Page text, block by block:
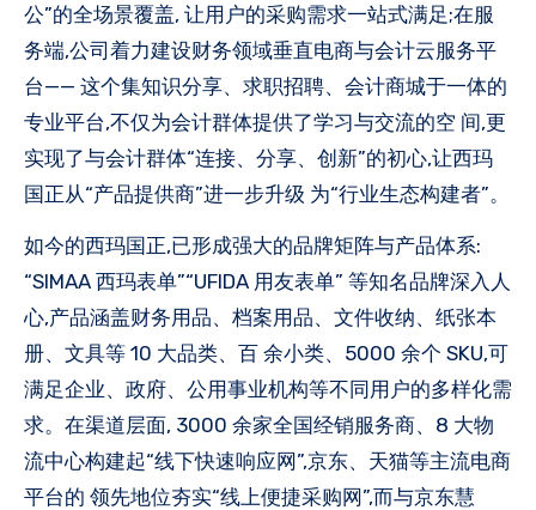
公”的全场景覆盖, 让用户的采购需求一站式满足;在服
务端,公司着力建设财务领域垂直电商与会计云服务平
台—— 这个集知识分享、求职招聘、会计商城于一体的
专业平台,不仅为会计群体提供了学习与交流的空 间,更
实现了与会计群体“连接、分享、创新”的初心,让西玛
国正从“产品提供商”进一步升级 为“行业生态构建者”。
如今的西玛国正,已形成强大的品牌矩阵与产品体系:
“SIMAA 西玛表单”“UFIDA 用友表单” 等知名品牌深入人
心,产品涵盖财务用品、档案用品、文件收纳、纸张本
册、文具等 10 大品类、百 余小类、5000 余个 SKU,可
满足企业、政府、公用事业机构等不同用户的多样化需
求。在渠道层面, 3000 余家全国经销服务商、8 大物
流中心构建起“线下快速响应网”,京东、天猫等主流电商
平台的 领先地位夯实“线上便捷采购网”,而与京东慧